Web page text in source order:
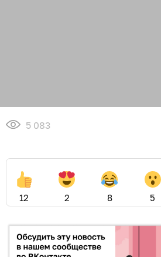
5 083
12 2 8 5